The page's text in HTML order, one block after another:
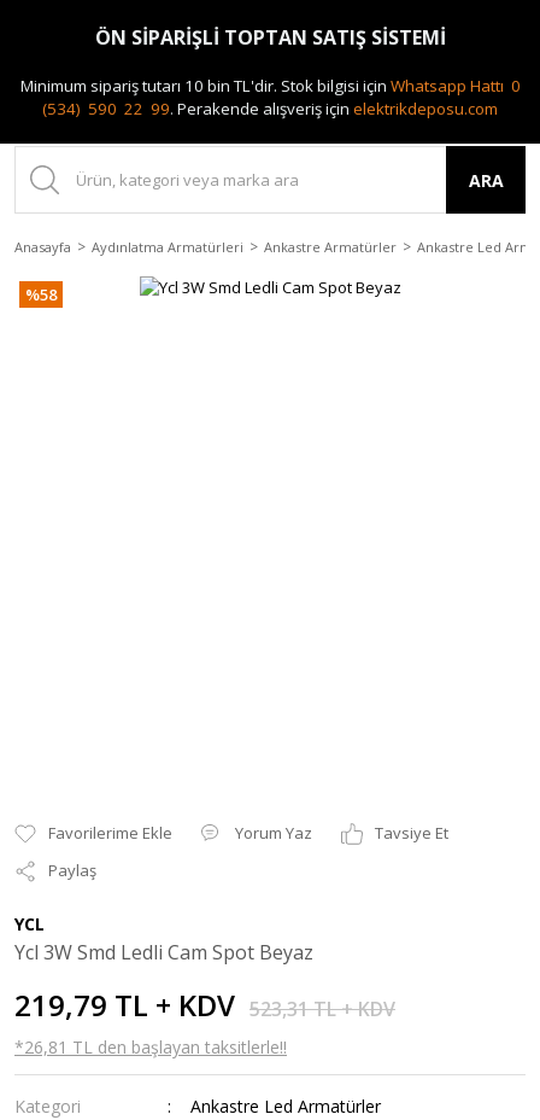
0(212) 240 87 88
ARA
Anasayfa Aydınlatma Armatürleri Ankastre Armatürler Ankastre Led
%58
Yorum Yaz
Tavsiye Et
Paylaş
YCL
Ycl 3W Smd Ledli Cam Spot Beyaz
219,79 TL + KDV 523,31 TL + KDV
*26,81 TL den başlayan taksitlerle!!
Kategori
Ankastre Led Armatürler
ÖN SİPARİŞLİ TOPTAN SATIŞ SİSTEMİ
Minimum sipariş tutarı 10 bin TL'dir. Stok bilgisi için Whatsapp Hattı 0
(534) 590 22 99. Perakende alışveriş için elektrikdeposu.com